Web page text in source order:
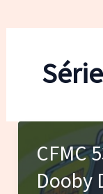
CFMC
Dooby